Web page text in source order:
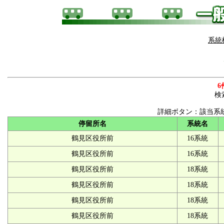
系統
6
検
詳細ボタン：該当系
停留所名
系統名
鶴見区役所前
16系統
鶴見区役所前 16系統
鶴見区役所前 18系統
鶴見区役所前 18系統
鶴見区役所前 18系統
鶴見区役所前 18系統